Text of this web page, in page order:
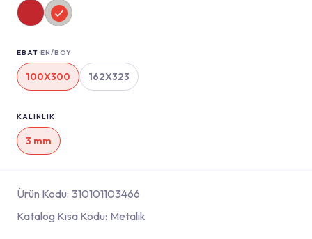
EBAT EN/BOY
100X300 162X323
KALINLIK
3 mm
Ürün Kodu: 310101103466
Katalog Kısa Kodu: Metalik